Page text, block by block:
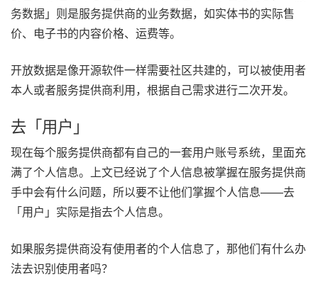
务数据」则是服务提供商的业务数据，如实体书的实际售
价、电子书的内容价格、运费等。
开放数据是像开源软件一样需要社区共建的，可以被使用者
本人或者服务提供商利用，根据自己需求进行二次开发。
去「用户」
现在每个服务提供商都有自己的一套用户账号系统，里面充
满了个人信息。上文已经说了个人信息被掌握在服务提供商
手中会有什么问题，所以要不让他们掌握个人信息——去
「用户」实际是指去个人信息。
如果服务提供商没有使用者的个人信息了，那他们有什么办
法去识别使用者吗？